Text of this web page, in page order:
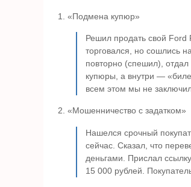
«Подмена купюр»
Решил продать свой Ford
торговался, но сошлись
повторно (спешил),
купюры, а внутри —
всем этом мы не
«Мошенничество с задатком»
Нашелся срочный
сейчас. Сказал, что
деньгами. Прислал
15 000 рублей.